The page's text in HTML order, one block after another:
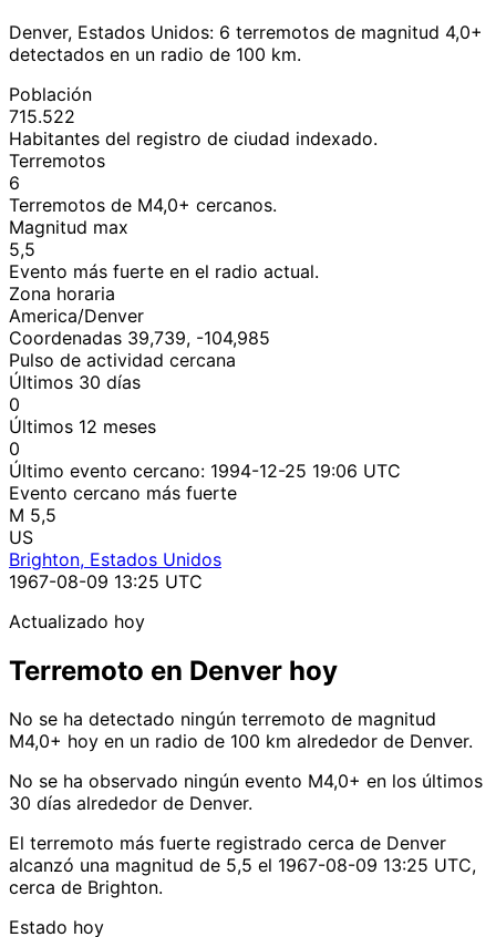
Denver, Estados Unidos: 6 terremotos de magnitud 4,0+
detectados en un radio de 100 km.
Población
715.522
Habitantes del registro de ciudad indexado.
Terremotos
6
Terremotos de M4,0+ cercanos.
Magnitud max
5,5
Evento más fuerte en el radio actual.
Zona horaria
America/Denver
Coordenadas 39,739, -104,985
Pulso de actividad cercana
Últimos 30 días
0
Últimos 12 meses
0
Último evento cercano: 1994-12-25 19:06 UTC
Evento cercano más fuerte
M 5,5
US
Brighton, Estados Unidos
1967-08-09 13:25 UTC
Actualizado hoy
Terremoto en Denver hoy
No se ha detectado ningún terremoto de magnitud
M4,0+ hoy en un radio de 100 km alrededor de Denver.
No se ha observado ningún evento M4,0+ en los últimos
30 días alrededor de Denver.
El terremoto más fuerte registrado cerca de Denver
alcanzó una magnitud de 5,5 el 1967-08-09 13:25 UTC,
cerca de Brighton.
Estado hoy